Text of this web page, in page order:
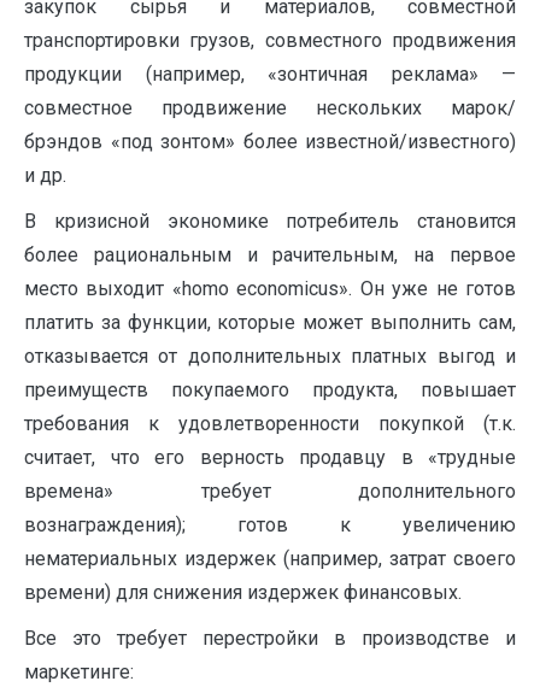
закупок сырья и материалов, совместной
транспортировки грузов, совместного продвижения
продукции (например, «зонтичная реклама» —
совместное продвижение нескольких марок/
брэндов «под зонтом» более известной/известного)
и др.
В кризисной экономике потребитель становится
более рациональным и рачительным, на первое
место выходит «homo economicus». Он уже не готов
платить за функции, которые может выполнить сам,
отказывается от дополнительных платных выгод и
преимуществ покупаемого продукта, повышает
требования к удовлетворенности покупкой (т.к.
считает, что его верность продавцу в «трудные
времена» требует дополнительного
вознаграждения); готов к увеличению
нематериальных издержек (например, затрат своего
времени) для снижения издержек финансовых.
Все это требует перестройки в производстве и
маркетинге: